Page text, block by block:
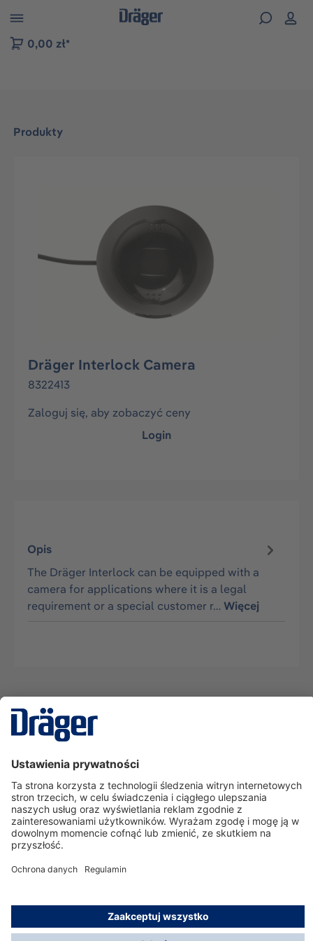
do nawigacji na platformie B2B
0,00 zł*
Produkty
Dräger Interlock Camera
8322413
Zaloguj się, aby zobaczyć ceny
Login
Opis
The Dräger Interlock can be equipped with a
camera for applications where it is a legal
requirement or a special customer r…Więcej
Serwisowa linia hotline
O nas
Korzystanie ze sklepu
© Dräger Polska Sp. z o.o., 2025